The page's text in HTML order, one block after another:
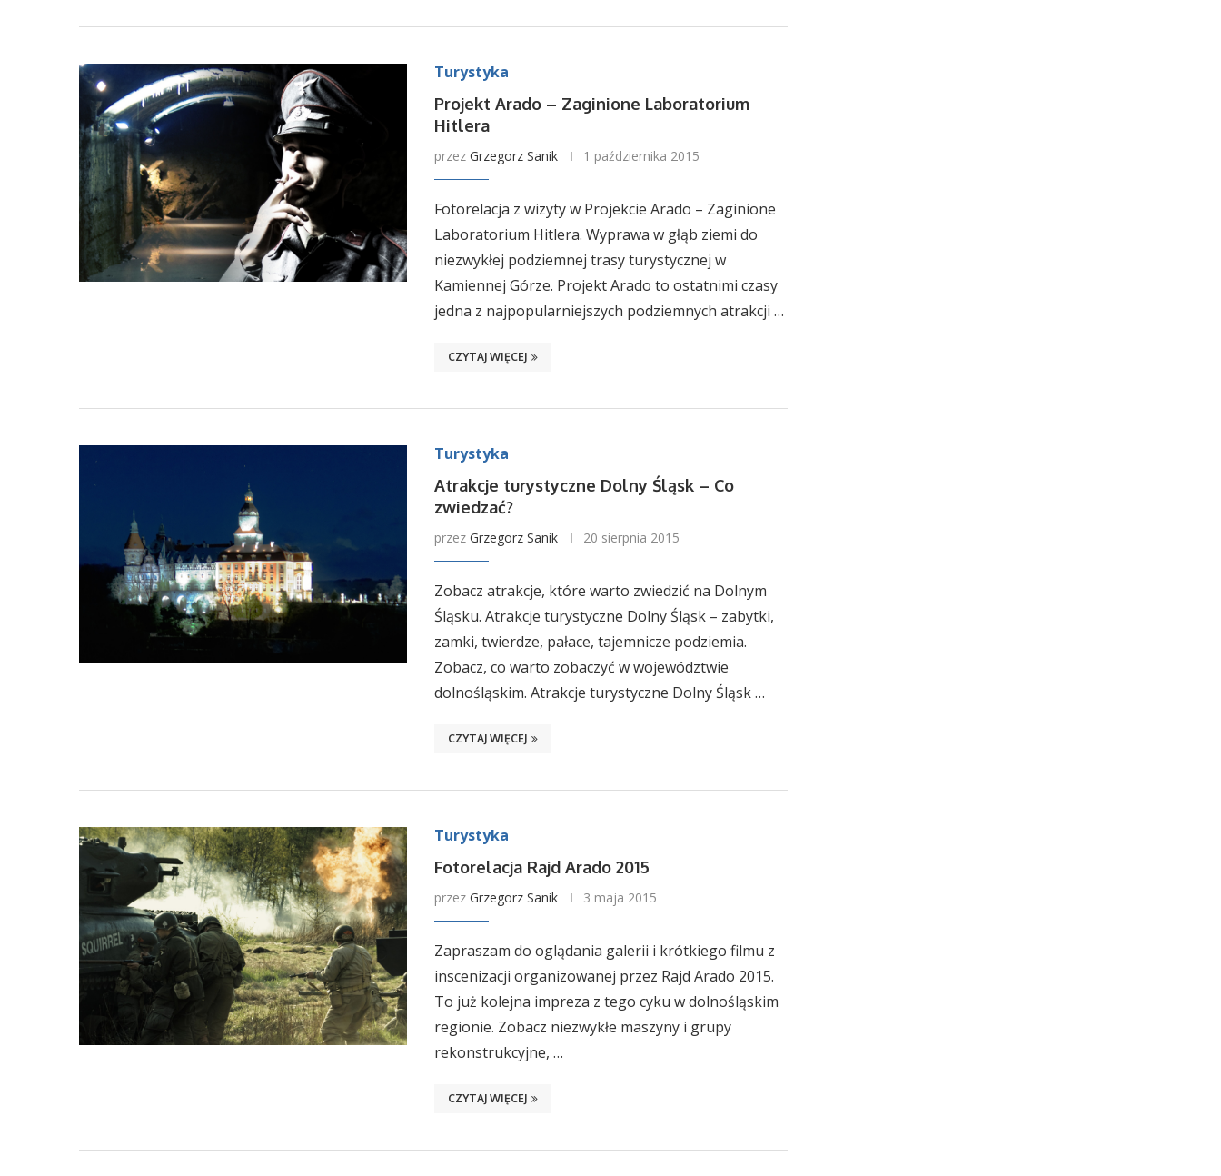
Turystyka
Projekt Arado – Zaginione Laboratorium
Hitlera
przez Grzegorz Sanik 1 października 2015
Fotorelacja z wizyty w Projekcie Arado – Zaginione
Laboratorium Hitlera. Wyprawa w głąb ziemi do
niezwykłej podziemnej trasy turystycznej w
Kamiennej Górze. Projekt Arado to ostatnimi czasy
jedna z najpopularniejszych podziemnych atrakcji …
CZYTAJ WIĘCEJ
Turystyka
Atrakcje turystyczne Dolny Śląsk – Co
zwiedzać?
przez Grzegorz Sanik 20 sierpnia 2015
Zobacz atrakcje, które warto zwiedzić na Dolnym
Śląsku. Atrakcje turystyczne Dolny Śląsk – zabytki,
zamki, twierdze, pałace, tajemnicze podziemia.
Zobacz, co warto zobaczyć w województwie
dolnośląskim. Atrakcje turystyczne Dolny Śląsk …
CZYTAJ WIĘCEJ
Turystyka
Fotorelacja Rajd Arado 2015
przez Grzegorz Sanik 3 maja 2015
Zapraszam do oglądania galerii i krótkiego filmu z
inscenizacji organizowanej przez Rajd Arado 2015.
To już kolejna impreza z tego cyku w dolnośląskim
regionie. Zobacz niezwykłe maszyny i grupy
rekonstrukcyjne, …
CZYTAJ WIĘCEJ